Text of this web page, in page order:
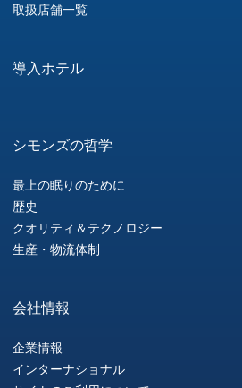
取扱店舗一覧
導入ホテル
シモンズの哲学
最上の眠りのために
歴史
クオリティ＆テクノロジー
生産・物流体制
会社情報
企業情報
インターナショナル